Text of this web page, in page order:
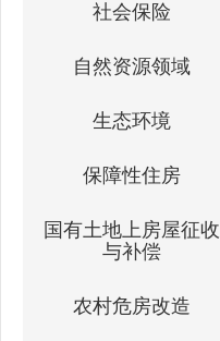
社会保险
自然资源领域
生态环境
保障性住房
国有土地上房屋征收
与补偿
农村危房改造